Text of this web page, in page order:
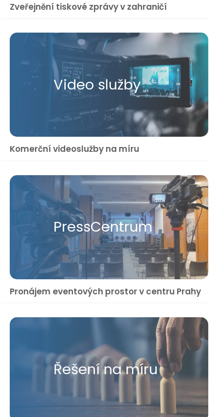
Zveřejnění tiskové zprávy v zahraničí
Video služby
Komerční videoslužby na míru
Press​Centrum
Pronájem eventových prostor v centru Prahy
Řešení na míru